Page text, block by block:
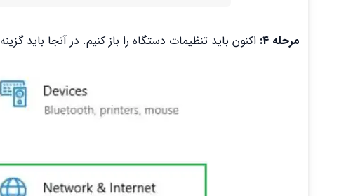
مرحله 4: اکنون باید تنظیمات دستگاه را باز کنیم. در آنجا باید گزینه Network & Internet را پیدا کنیم. باید روی آن کلیک کنیم.